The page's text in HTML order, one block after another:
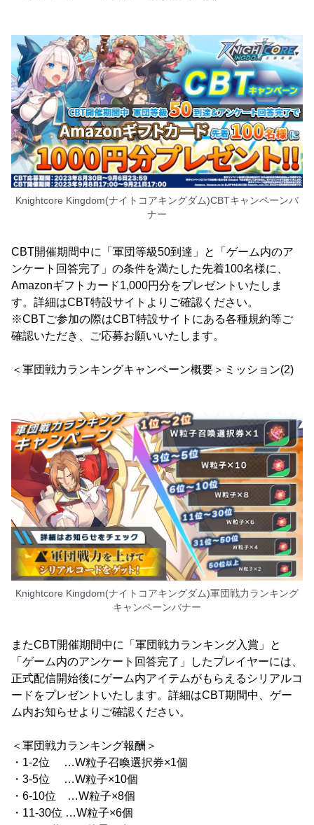
Knightcore Kingdom(ナイトコアキングダム)CBTキャンペーンバ
ナー
CBT開催期間中に「軍団等級50到達」と「ゲーム内のア
ンケート回答完了」の条件を満たした先着100名様に、
Amazonギフトカード1,000円分をプレゼントいたしま
す。詳細はCBT特設サイトよりご確認ください。
※CBTご参加の際はCBT特設サイトにある各種規約等ご
確認いただき、ご応募お願いいたします。
＜軍団戦力ランキングキャンペーン概要＞ミッション(2)
Knightcore Kingdom(ナイトコアキングダム)軍団戦力ランキング
キャンペーンバナー
またCBT開催期間中に「軍団戦力ランキング入賞」と
「ゲーム内のアンケート回答完了」したプレイヤーには、
正式配信開始後にゲーム内アイテムがもらえるシリアルコ
ードをプレゼントいたします。詳細はCBT期間中、ゲー
ム内お知らせよりご確認ください。
＜軍団戦力ランキング報酬＞
・1-2位 …W粒子召喚選択券×1個
・3-5位 …W粒子×10個
・6-10位 …W粒子×8個
・11-30位 …W粒子×6個